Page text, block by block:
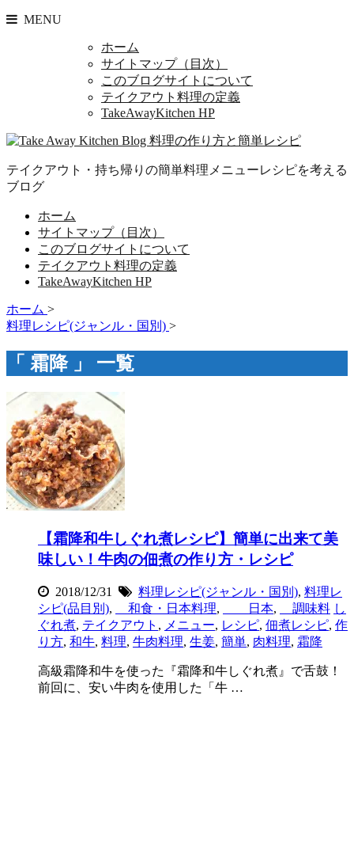
MENU
ホーム
サイトマップ（目次）
このブログサイトについて
テイクアウト料理の定義
TakeAwayKitchen HP
テイクアウト・持ち帰りの簡単料理メニューレシピを考える
ブログ
ホーム
サイトマップ（目次）
このブログサイトについて
テイクアウト料理の定義
TakeAwayKitchen HP
ホーム >
料理レシピ(ジャンル・国別) >
「 霜降 」 一覧
【霜降和牛しぐれ煮レシピ】簡単に出来て美
味しい！牛肉の佃煮の作り方・レシピ
2018/12/31 料理レシピ(ジャンル・国別), 料理レ
シピ(品目別), 和食・日本料理, 日本, 調味料 し
ぐれ煮, テイクアウト , メニュー, レシピ, 佃煮レシピ, 作
り方, 和牛, 料理, 牛肉料理, 生姜, 簡単, 肉料理, 霜降
高級霜降和牛を使った『霜降和牛しぐれ煮』で舌鼓！
前回に、安い牛肉を使用した「牛 …